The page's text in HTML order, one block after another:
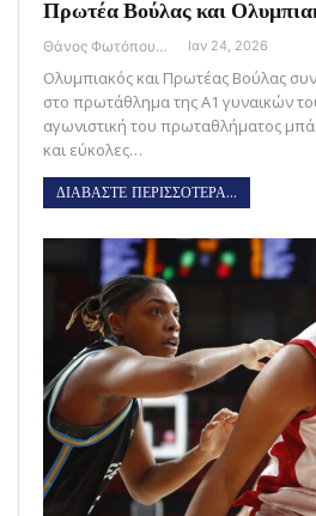
Πρωτέα Βούλας και
Θάνος Φωτόπουλος Ιαν 24, 2026
Ολυμπιακός και Πρωτέας Βούλας
στο πρωτάθλημα της Α1 γυναικών
αγωνιστική του πρωταθλήματος
και εύκολες…
ΔΙΑΒΑΣΤΕ ΠΕΡΙΣΣΟΤΕΡΑ...